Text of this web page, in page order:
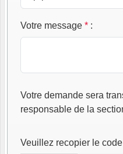
Votre message * :
Votre demande sera
responsable de la
Veuillez recopier le code